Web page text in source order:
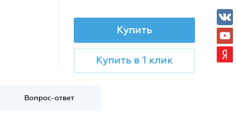
Купить
Купить в 1 клик
Вопрос-ответ